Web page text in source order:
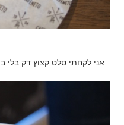
אני לקחתי סלט קצוץ דק בלי